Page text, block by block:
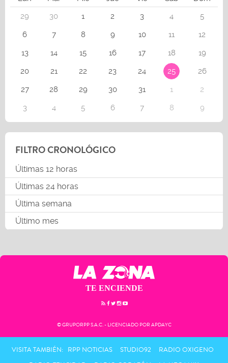
29
30 1 2 3 4
5
6
7 8 9 10 11
12
13
14 15 16 17 18
19
20
21 22 23 24 25
26
27
28 29 30 31 1
2
3
4 5 6 7 8 9
FILTRO CRONOLÓGICO
Últimas 12 horas
Últimas 24 horas
Última semana
Último mes
TE ENCIENDE
© GRUPORPP S.A.C. - LICENCIADO POR APDAYC
VISITA TAMBIÉN: RPP NOTICIAS STUDIO92
RADIO OXIGENO